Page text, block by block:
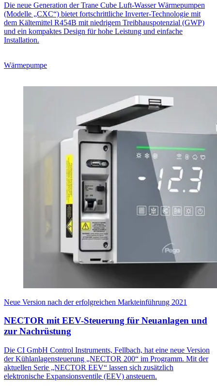
Die neue Generation der Trane Cube Luft-Wasser Wärmepumpen
(Modelle „CXC“) bietet fortschrittliche Inverter-Technologie mit
dem Kältemittel R454B mit niedrigem Treibhauspotenzial (GWP)
und ein kompaktes Design für hohe Leistung und einfache
Installation.
Wärmepumpe
Neue Version nach der erfolgreichen Markteinführung 2021
NECTOR mit EEV-Steuerung für Neuanlagen und
zur Nachrüstung
Die CI GmbH Control Instruments, Fellbach, hat eine neue Version
der Kühlanlagensteuerung „NECTOR 200“ im Programm. Mit der
aktuellen Serie „NECTOR EEV“ lassen sich zusätzlich
elektronische Expansionsventile (EEV) ansteuern.